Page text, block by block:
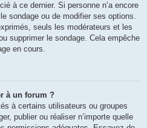
à ce dernier. Si personne n’a encore
sondage ou de modifier ses options.
seuls les modérateurs et les
supprimer le sondage. Cela empêche
en cours.
à un forum ?
à certains utilisateurs ou groupes
publier ou réaliser n’importe quelle